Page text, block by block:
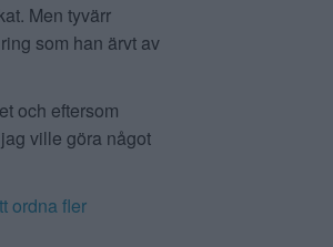
Men tyvärr
som han ärvt av
och eftersom
ville göra något
ordna fler